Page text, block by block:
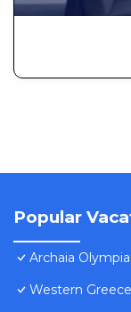
Popular
Archaia
Western